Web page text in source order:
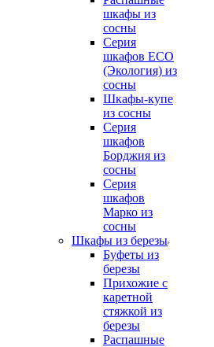
шкафы из
сосны
Серия
шкафов ECO
(Экология) из
сосны
Шкафы-купе
из сосны
Серия
шкафов
Борджия из
сосны
Серия
шкафов
Марко из
сосны
Шкафы из березы
Буфеты из
березы
Прихожие с
каретной
стяжкой из
березы
Распашные